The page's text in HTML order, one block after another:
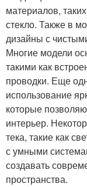
материалов,
стекло. Также в
дизайны с
Многие модели
такими как
проводки. Еще
использование
которые
интерьер.
тека, такие как
с умными
создавать
пространства.